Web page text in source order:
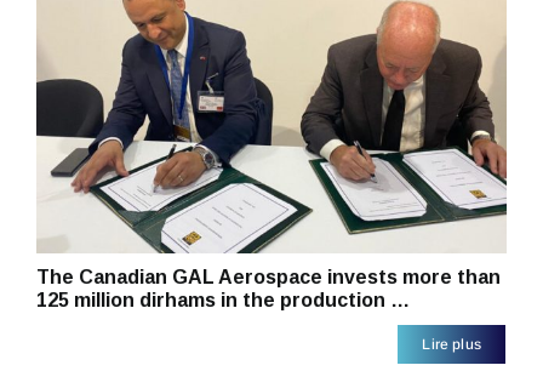
The Canadian GAL Aerospace invests more than
125 million dirhams in the production …
Lire plus